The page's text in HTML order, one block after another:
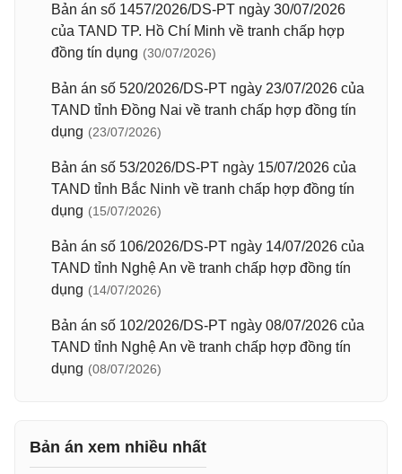
Bản án số 1457/2026/DS-PT ngày 30/07/2026
của TAND TP. Hồ Chí Minh về tranh chấp hợp
đồng tín dụng (30/07/2026)
Bản án số 520/2026/DS-PT ngày 23/07/2026 của
TAND tỉnh Đồng Nai về tranh chấp hợp đồng tín
dụng (23/07/2026)
Bản án số 53/2026/DS-PT ngày 15/07/2026 của
TAND tỉnh Bắc Ninh về tranh chấp hợp đồng tín
dụng (15/07/2026)
Bản án số 106/2026/DS-PT ngày 14/07/2026 của
TAND tỉnh Nghệ An về tranh chấp hợp đồng tín
dụng (14/07/2026)
Bản án số 102/2026/DS-PT ngày 08/07/2026 của
TAND tỉnh Nghệ An về tranh chấp hợp đồng tín
dụng (08/07/2026)
Bản án xem nhiều nhất